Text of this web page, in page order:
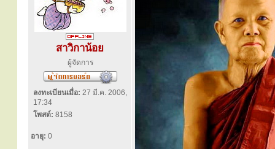
สาวิกาน้อย
ผู้จัดการ
ลงทะเบียนเมื่อ: 27 มี.ค. 2006,
17:34
โพสต์: 8158
อายุ: 0